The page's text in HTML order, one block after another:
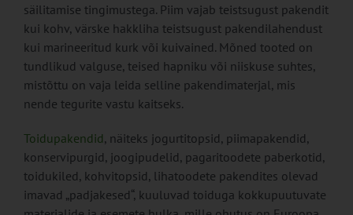
säilitamise tingimustega. Piim vajab teistsugust pakendit
kui kohv, värske hakkliha teistsugust pakendilahendust
kui marineeritud kurk või kuivained. Mõned tooted on
tundlikud valguse, teised hapniku või niiskuse suhtes,
mistõttu on vaja leida selline pakendimaterjal, mis
nende tegurite vastu kaitseks.
Toidupakendid, näiteks jogurtitopsid, piimapakendid,
konservipurgid, joogipudelid, pagaritoodete paberkotid,
toidukiled, kohvitopsid, lihatoodete pakendites olevad
imavad „padjakesed“, kuuluvad toiduga kokkupuutuvate